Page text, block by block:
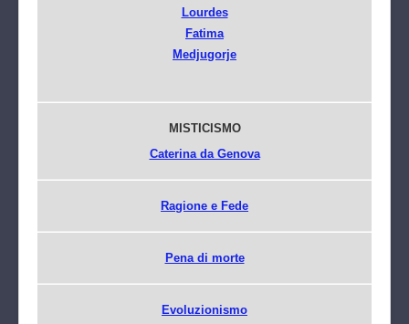
Lourdes
Fatima
Medjugorje
MISTICISMO
Caterina da Genova
Ragione e Fede
Pena di morte
Evoluzionismo